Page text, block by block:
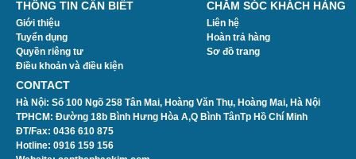
THÔNG TIN CẦN BIẾT
Giới thiệu
Tuyển dụng
Quyền riêng tư
Điều khoản và điều kiện
CHĂM SÓC KHÁCH HÀNG
Liên hệ
Hoàn trả hàng
Sơ đồ trang
CONTACT
Hà Nội: Số 100 Ngõ 258 Tân Mai, Hoàng Văn Thụ, Hoàng Mai, Hà Nội
TPHCM: Đường 18b Bình Hưng Hòa A,Q Bình TânTp Hồ Chí Minh
ĐT/Fax: 0436 610 875
Hotline: 0916 159 156